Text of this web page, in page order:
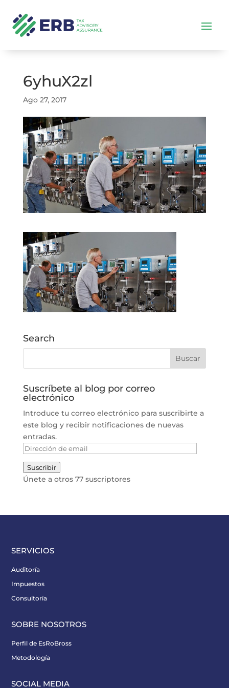
6yhuX2zl
Ago 27, 2017
Search
Suscríbete al blog por correo
electrónico
Introduce tu correo electrónico para suscribirte a
este blog y recibir notificaciones de nuevas
entradas.
Dirección
email
Suscribir
Únete a otros 77 suscriptores
SERVICIOS
Auditoría
Impuestos
Consultoría
SOBRE NOSOTROS
Perfil de EsRoBross
Metodología
SOCIAL MEDIA